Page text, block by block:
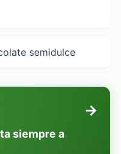
semidulce
siempre a
→